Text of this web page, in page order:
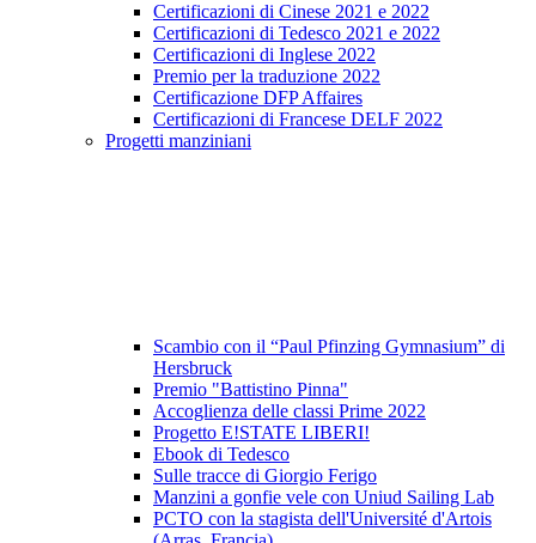
Certificazioni di Cinese 2021 e 2022
Certificazioni di Tedesco 2021 e 2022
Certificazioni di Inglese 2022
Premio per la traduzione 2022
Certificazione DFP Affaires
Certificazioni di Francese DELF 2022
Progetti manziniani
Scambio con il “Paul Pfinzing Gymnasium” di
Hersbruck
Premio "Battistino Pinna"
Accoglienza delle classi Prime 2022
Progetto E!STATE LIBERI!
Ebook di Tedesco
Sulle tracce di Giorgio Ferigo
Manzini a gonfie vele con Uniud Sailing Lab
PCTO con la stagista dell'Université d'Artois